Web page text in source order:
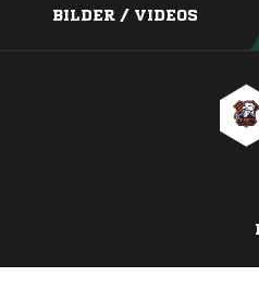
BILDER / VIDEOS